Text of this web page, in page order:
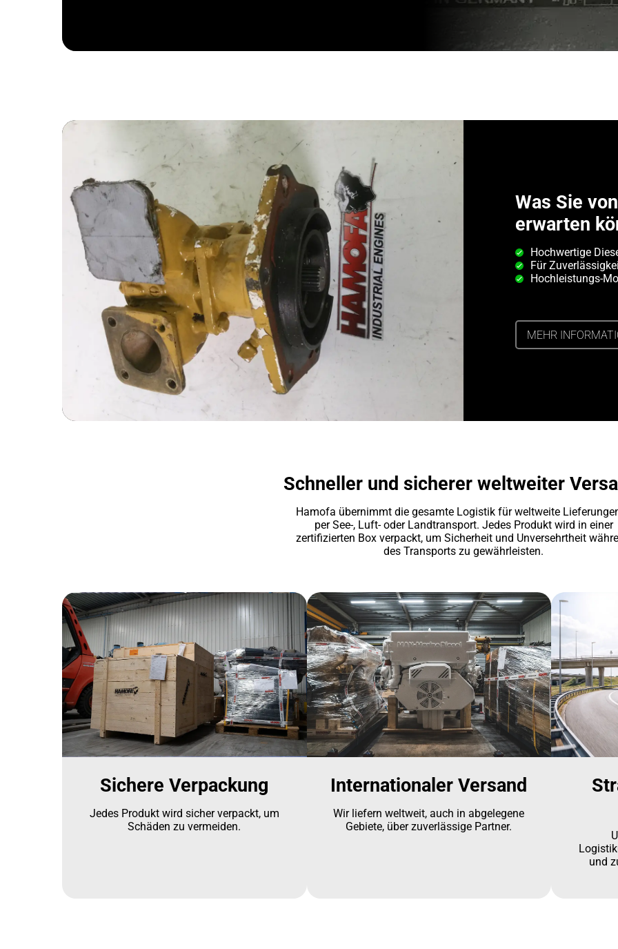
Was Sie von
erwarten
Hochwertige
Für
Hochleistungs-
MEHR
Schneller und sicherer weltweiter
Hamofa übernimmt die gesamte Logistik für weltweite
per See-, Luft- oder Landtransport. Jedes Produkt wird in einer
zertifizierten Box verpackt, um Sicherheit und Unversehrtheit
des Transports zu gewährleisten.
Sichere Verpackung
Jedes Produkt wird sicher verpackt, um
Schäden zu vermeiden.
Internationaler Versand
Wir liefern weltweit, auch in abgelegene
Gebiete, über zuverlässige Partner.
und